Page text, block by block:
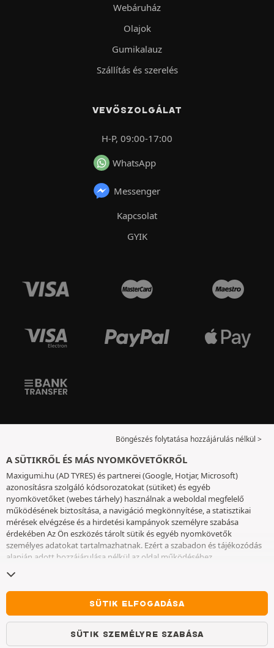
Webáruház
Olajok
Gumikalauz
Szállítás és szerelés
VEVŐSZOLGÁLAT
H-P, 09:00-17:00
WhatsApp
Messenger
Kapcsolat
GYIK
Böngészés folytatása hozzájárulás nélkül >
A SÜTIKRŐL ÉS MÁS NYOMKÖVETŐKRŐL
Maxigumi.hu (AD TYRES) és partnerei (Google, Hotjar, Microsoft)
azonosításra szolgáló kódsorozatokat (sütiket) és egyéb
nyomkövetőket (webes tárhely) használnak a weboldal megfelelő
működésének biztosítása, a navigáció megkönnyítése, a statisztikai
mérések elvégzése és a hirdetési kampányok személyre szabása
érdekében Az Ön eszközés tárolt sütik és egyéb nyomkövetők
személyes adatokat tartalmazhatnak. Ezért a szabadon és tájékozódás
alapján adott hozzájárulása nélkül az oldal működéséhez
nyomkövetőket az eszközén. Az Ön által választott beállításokat 6
hónapig őrizzük meg. A hozzájárulását bármikor visszavonhatja aSütik
és egyéb nyomkövetőkoldalon. Ön dönthet úgy, hogy a böngészést a
sütik vagy más nyomkövetők elhelyezésének elfogadása nélkül
folytatja. A sütik elutasítása nem akadályozza meg a szolgáltatások
igénybe vételét AD TYRES. További információkért kérjük, lépjen a
SÜTIK ELFOGADÁSA
SÜTIK SZEMÉLYRE SZABÁSA